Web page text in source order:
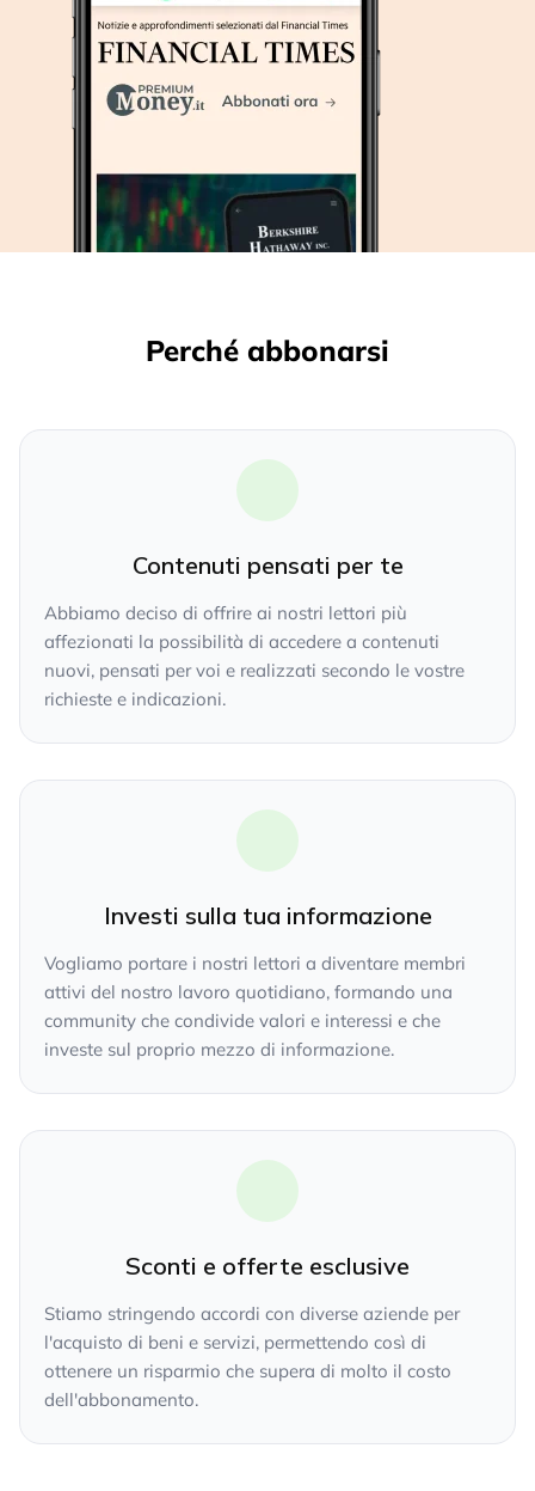
Perché abbonarsi
Contenuti pensati per te
Abbiamo deciso di offrire ai nostri lettori più
affezionati la possibilità di accedere a contenuti
nuovi, pensati per voi e realizzati secondo le vostre
richieste e indicazioni.
Investi sulla tua informazione
Vogliamo portare i nostri lettori a diventare membri
attivi del nostro lavoro quotidiano, formando una
community che condivide valori e interessi e che
investe sul proprio mezzo di informazione.
Sconti e offerte esclusive
Stiamo stringendo accordi con diverse aziende per
l'acquisto di beni e servizi, permettendo così di
ottenere un risparmio che supera di molto il costo
dell'abbonamento.